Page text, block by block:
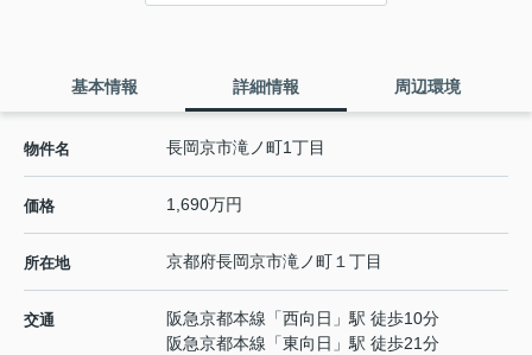
基本情報 詳細情報 周辺環境
物件名 長岡京市滝ノ町1丁目
価格 1,690万円
所在地 京都府長岡京市滝ノ町 １丁目
交通 阪急京都本線 「西向日 」駅 徒歩10分
阪急京都本線 「東向日 」駅 徒歩21分